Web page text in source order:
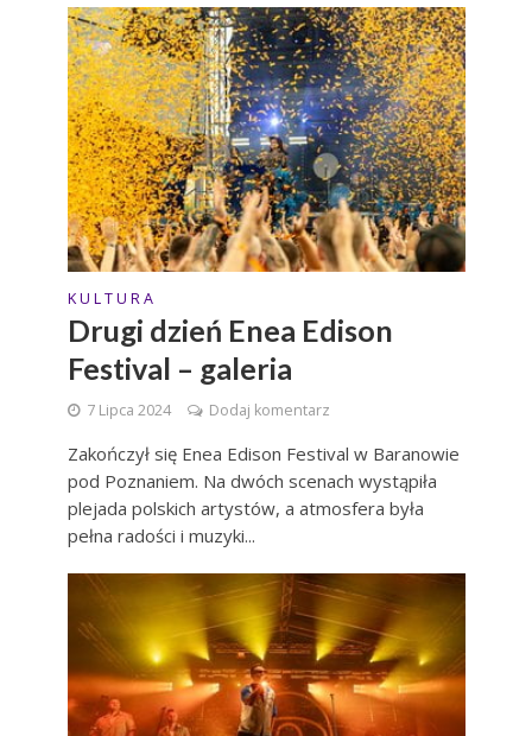
K U L T U R A
Drugi dzień Enea Edison
Festival – galeria
7 Lipca 2024 Dodaj komentarz
Zakończył się Enea Edison Festival w Baranowie
pod Poznaniem. Na dwóch scenach wystąpiła
plejada polskich artystów, a atmosfera była
pełna radości i muzyki...